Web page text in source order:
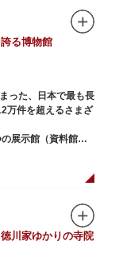
る博物館
った、日本で最も長
万件を超えるさまざ
展示館（資料館）
、講座や講演会、
などの名品をたど
てみてはいかがでし
は、壁時計やステン
い。初めて来館する
日本美術入門／た
川家ゆかりの寺院